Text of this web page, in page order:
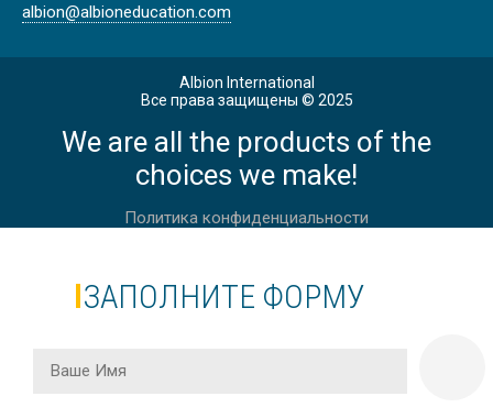
BRITISH NATIONAL HIGH SCHOOL
DIPLOMA A-LEVEL ОНЛАЙН,
HARROW SCHOOL, СРЕДНЕЕ
ОБРАЗОВАНИЕ, АНГЛИЯ
AMERICAN HIGH SCHOOL DIPLOMA
ОНЛАЙН, ASU PREP DIGITAL,
albion@albioneducation.com
Albion International
Все права защищены © 2025
We are all the products of the
choices we make!
Политика конфиденциальности
ЗАПОЛНИТЕ ФОРМУ